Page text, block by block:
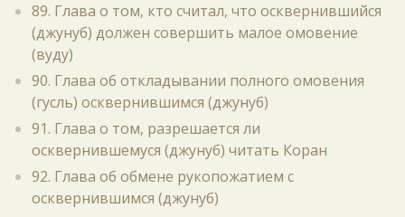
89. Глава о том, кто считал, что осквернившийся
(джунуб) должен совершить малое омовение
(вуду)
90. Глава об откладывании полного омовения
(гусль) осквернившимся (джунуб)
91. Глава о том, разрешается ли
осквернившемуся (джунуб) читать Коран
92. Глава об обмене рукопожатием с
осквернившимся (джунуб)